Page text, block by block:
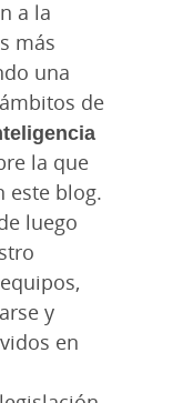
a la
más
una
de
la que
este blog.
luego
y
en